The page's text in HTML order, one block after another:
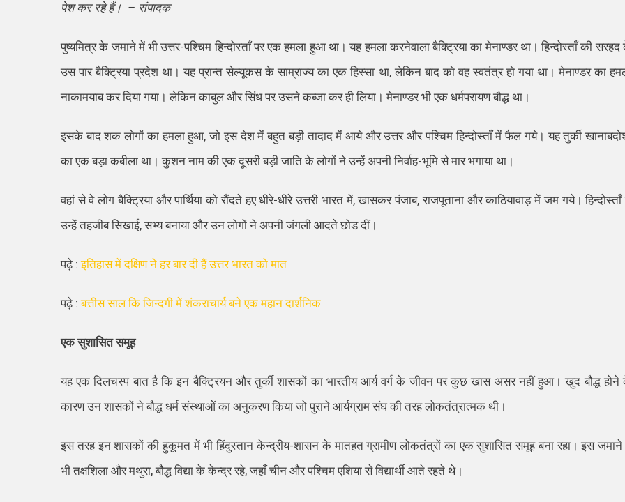
पेश कर रहे हैं। – संपादक
पुष्यमित्र के जमाने में भी उत्तर-पश्चिम हिन्दोस्ताँ पर एक हमला हुआ था। यह हमला करनेवाला बैक्ट्रिया का मेनाण्डर था। हिन्दोस्ताँ की
उस पार बैक्ट्रिया प्रदेश था। यह प्रान्त सेल्यूकस के साम्राज्य का एक हिस्सा था, लेकिन बाद को वह स्वतंत्र हो गया था। मेनाण्डर का
नाकामयाब कर दिया गया। लेकिन काबुल और सिंध पर उसने कब्जा कर ही लिया। मेनाण्डर भी एक धर्मपरायण बौद्ध था।
इसके बाद शक लोगों का हमला हुआ, जो इस देश में बहुत बड़ी तादाद में आये और उत्तर और पश्चिम हिन्दोस्ताँ में फैल गये। यह तुर्की
का एक बड़ा कबीला था। कुशन नाम की एक दूसरी बड़ी जाति के लोगों ने उन्हें अपनी निर्वाह-भूमि से मार भगाया था।
वहां से वे लोग बैक्ट्रिया और पार्थिया को रौंदते हए धीरे-धीरे उत्तरी भारत में, खासकर पंजाब, राजपूताना और काठियावाड़ में जम गये।
उन्हें तहजीब सिखाई, सभ्य बनाया और उन लोगों ने अपनी जंगली आदते छोड दीं।
पढ़े :इतिहास में दक्षिण ने हर बार दी हैं उत्तर भारत को मात
पढ़े :बत्तीस साल कि जिन्दगी में शंकराचार्य बने एक महान दार्शनिक
एकसुशासित समूह
यह एक दिलचस्प बात है कि इन बैक्ट्रियन और तुर्की शासकों का भारतीय आर्य वर्ग के जीवन पर कुछ खास असर नहीं हुआ। खुद बौद्ध
कारण उन शासकों ने बौद्ध धर्म संस्थाओं का अनुकरण किया जो पुराने आर्यग्राम संघ की तरह लोकतंत्रात्मक थी।
इस तरह इन शासकों की हुकूमत में भी हिंदुस्तान केन्द्रीय-शासन के मातहत ग्रामीण लोकतंत्रों का एक सुशासित समूह बना रहा। इस
भी तक्षशिला और मथुरा, बौद्ध विद्या के केन्द्र रहे, जहाँ चीन और पश्चिम एशिया से विद्यार्थी आते रहते थे।